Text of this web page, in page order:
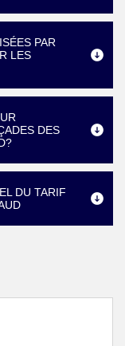
PAR
LES
DES
DU TARIF